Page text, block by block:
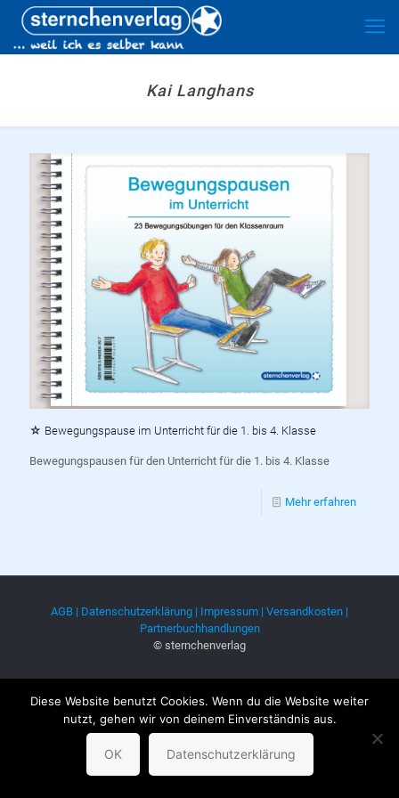
Kai Langhans
☆ Bewegungspause im Unterricht für die 1. bis 4. Klasse
Bewegungspausen für den Unterricht für die 1. bis 4. Klasse
Mehr erfahren
AGB | Datenschutzerklärung | Impressum | Versandkosten |
Partnerbuchhandlungen
© sternchenverlag
Diese Website benutzt Cookies. Wenn du die Website weiter
nutzt, gehen wir von deinem Einverständnis aus.
OK Datenschutzerklärung